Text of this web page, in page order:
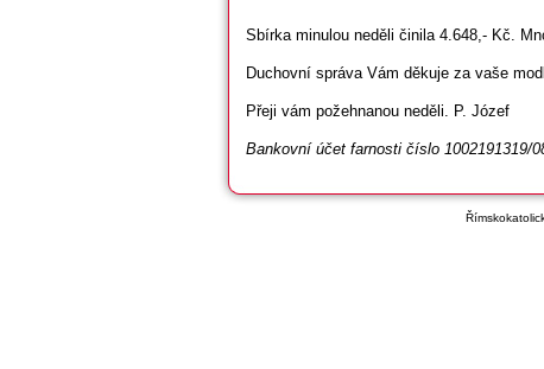
Sbírka minulou neděli činila 4.648,- Kč.
Duchovní správa Vám děkuje za vaše
Přeji vám požehnanou neděli. P. Józef
Bankovní účet farnosti číslo 1002191319/